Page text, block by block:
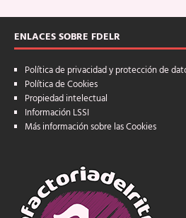
ENLACES SOBRE FDELR
Política de privacidad y protección de
Política de Cookies
Propiedad intelectual
Información LSSI
Más información sobre las Cookies